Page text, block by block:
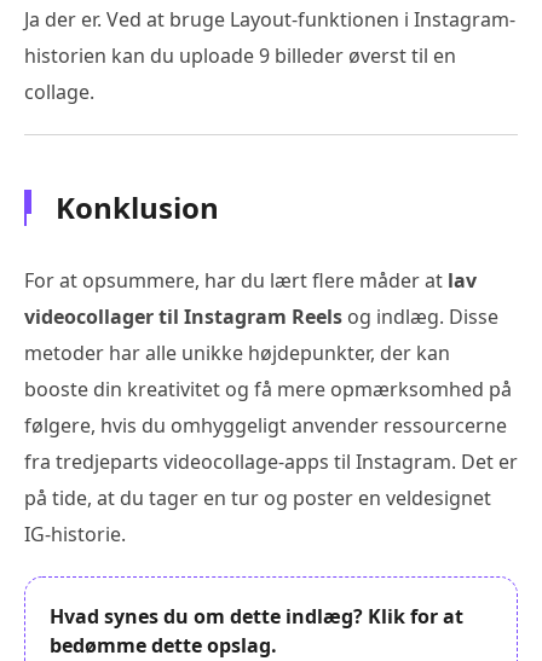
Ja der er. Ved at bruge Layout-funktionen i Instagram-
historien kan du uploade 9 billeder øverst til en
collage.
Konklusion
For at opsummere, har du lært flere måder at lav
videocollager til Instagram Reels og indlæg. Disse
metoder har alle unikke højdepunkter, der kan
booste din kreativitet og få mere opmærksomhed på
følgere, hvis du omhyggeligt anvender ressourcerne
fra tredjeparts videocollage-apps til Instagram. Det er
på tide, at du tager en tur og poster en veldesignet
IG-historie.
Hvad synes du om dette indlæg? Klik for at
bedømme dette opslag.